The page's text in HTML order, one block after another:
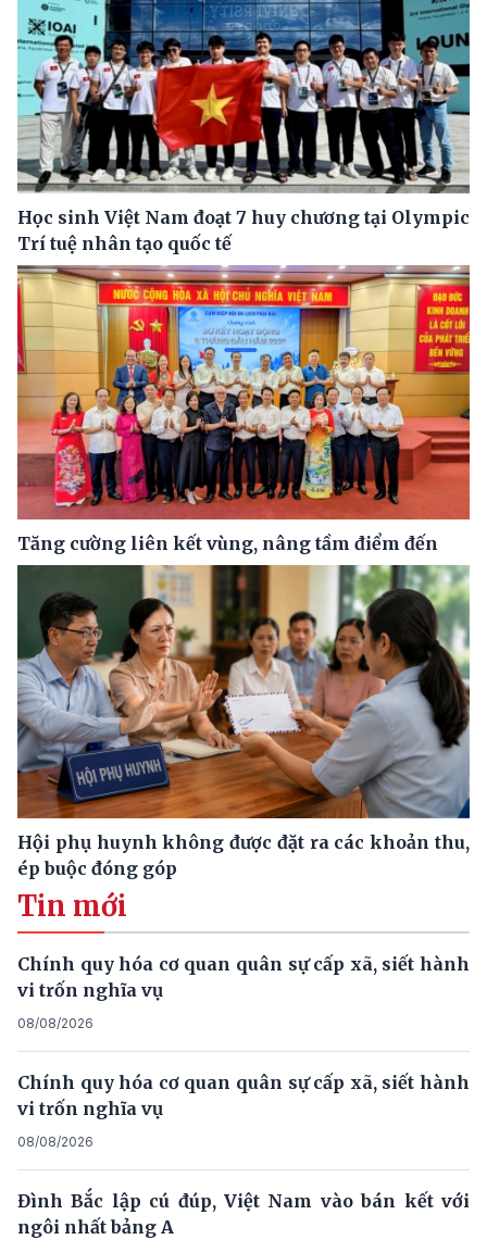
Học sinh Việt Nam đoạt 7 huy chương tại Olympic
Trí tuệ nhân tạo quốc tế
Tăng cường liên kết vùng, nâng tầm điểm đến
Hội phụ huynh không được đặt ra các khoản thu,
ép buộc đóng góp
Tin mới
Chính quy hóa cơ quan quân sự cấp xã, siết hành
vi trốn nghĩa vụ
08/08/2026
Chính quy hóa cơ quan quân sự cấp xã, siết hành
vi trốn nghĩa vụ
08/08/2026
Đình Bắc lập cú đúp, Việt Nam vào bán kết với
ngôi nhất bảng A